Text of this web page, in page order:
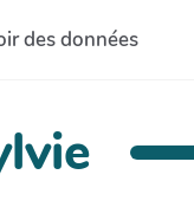
des données